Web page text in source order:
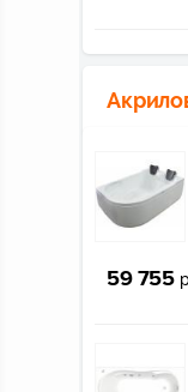
59 755